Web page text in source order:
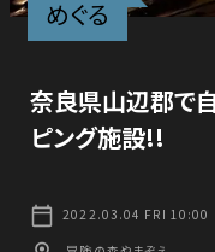
CONTACT US
お知らせ
NEWS
プライバシーポリシー
めぐる
奈良県山辺郡で
ピング施設!!
2022.03.04 FRI 10:00